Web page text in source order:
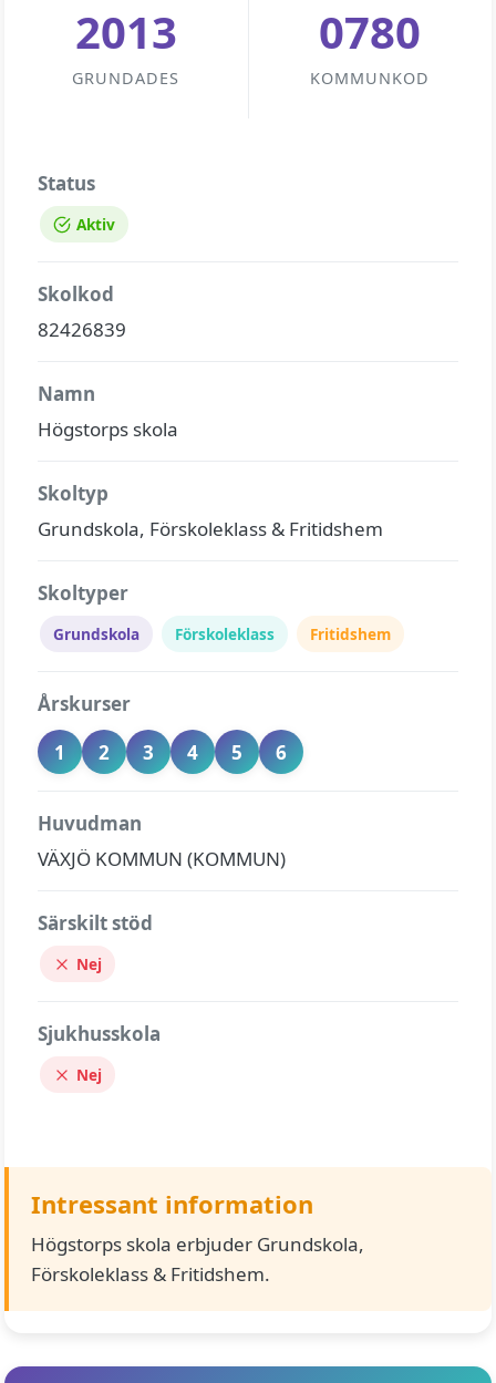
2013
GRUNDADES
0780
KOMMUNKOD
Status
Aktiv
Skolkod
82426839
Namn
Högstorps skola
Skoltyp
Grundskola, Förskoleklass & Fritidshem
Skoltyper
Grundskola Förskoleklass Fritidshem
Årskurser
1
2 3 4 5 6
Huvudman
VÄXJÖ KOMMUN (KOMMUN)
Särskilt stöd
Nej
Sjukhusskola
Nej
Intressant information
Högstorps skola erbjuder Grundskola,
Förskoleklass & Fritidshem.